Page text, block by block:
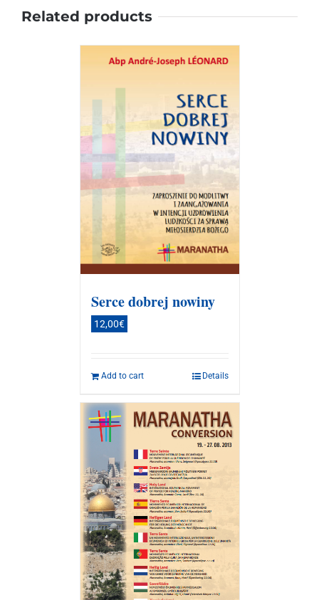
Related products
Serce dobrej nowiny
12,00€
Add to cart Details